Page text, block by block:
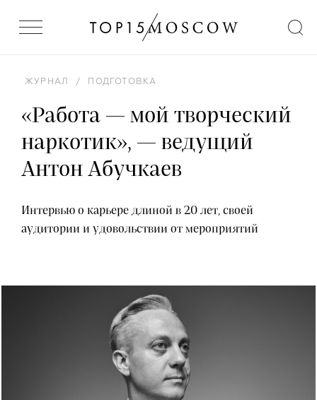
ЖУРНАЛ / ПОДГОТОВКА
«Работа — мой творческий
наркотик», — ведущий
Антон Абучкаев
Интервью о карьере длиной в 20 лет, своей
аудитории и удовольствии от мероприятий